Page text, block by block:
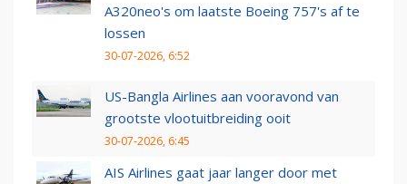
A320neo's om laatste Boeing 757's af te
lossen
30-07-2026, 6:52
US-Bangla Airlines aan vooravond van
grootste vlootuitbreiding ooit
30-07-2026, 6:45
AIS Airlines gaat jaar langer door met